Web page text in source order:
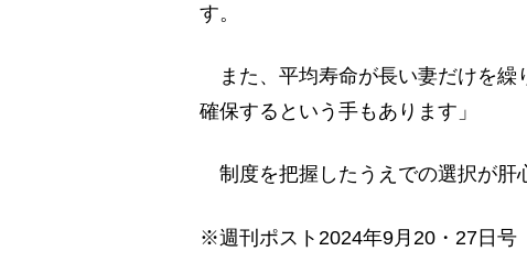
す。
また、平均寿命が長い妻だけを繰
確保するという手もあります」
制度を把握したうえでの選択が肝
※週刊ポスト2024年9月20・27日号